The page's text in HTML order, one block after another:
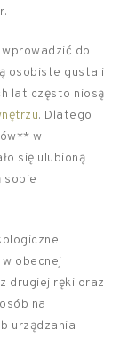
do
osobiste gusta i
lat często niosą
. Dlatego
w
się ulubioną
sobie
obecnej
drugiej ręki oraz
na
urządzania